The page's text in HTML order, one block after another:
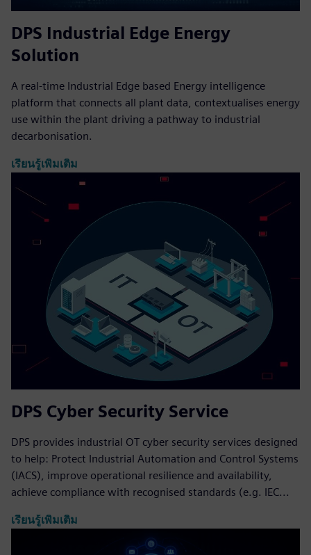
DPS Industrial Edge Energy
Solution
A real-time Industrial Edge based Energy intelligence
platform that connects all plant data, contextualises energy
use within the plant driving a pathway to industrial
decarbonisation.
เรียนรู้เพิ่มเติม
DPS Cyber Security Service
DPS provides industrial OT cyber security services designed
to help: Protect Industrial Automation and Control Systems
(IACS), improve operational resilience and availability,
achieve compliance with recognised standards (e.g. IEC...
เรียนรู้เพิ่มเติม